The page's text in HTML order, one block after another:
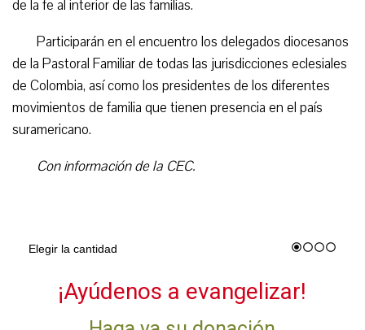
de la fe al interior de las familias.
Participarán en el encuentro los delegados diocesanos
de la Pastoral Familiar de todas las jurisdicciones eclesiales
de Colombia, así como los presidentes de los diferentes
movimientos de familia que tienen presencia en el país
suramericano.
Con información de la CEC.